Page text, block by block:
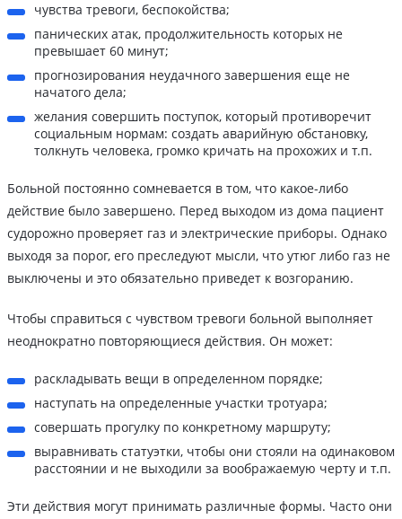
чувства тревоги, беспокойства;
панических атак, продолжительность которых не
превышает 60 минут;
прогнозирования неудачного завершения еще не
начатого дела;
желания совершить поступок, который противоречит
социальным нормам: создать аварийную обстановку,
толкнуть человека, громко кричать на прохожих и т.п.
Больной постоянно сомневается в том, что какое-либо
действие было завершено. Перед выходом из дома пациент
судорожно проверяет газ и электрические приборы. Однако
выходя за порог, его преследуют мысли, что утюг либо газ не
выключены и это обязательно приведет к возгоранию.
Чтобы справиться с чувством тревоги больной выполняет
неоднократно повторяющиеся действия. Он может:
раскладывать вещи в определенном порядке;
наступать на определенные участки тротуара;
совершать прогулку по конкретному маршруту;
выравнивать статуэтки, чтобы они стояли на одинаковом
расстоянии и не выходили за воображаемую черту и т.п.
Эти действия могут принимать различные формы. Часто они